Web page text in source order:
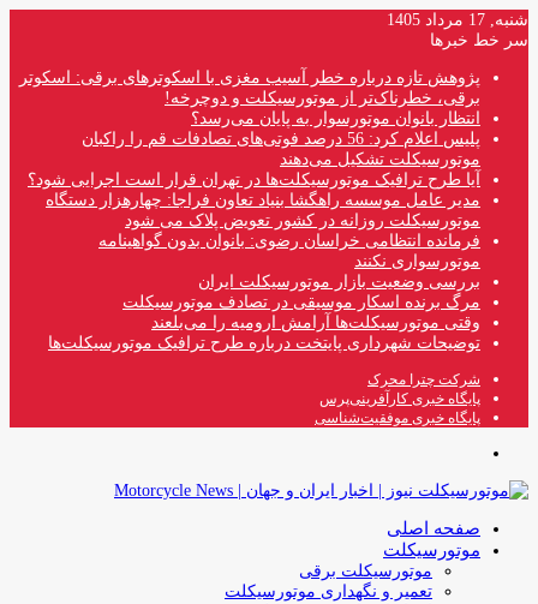
شنبه, 17 مرداد 1405
سر خط خبرها
پژوهش تازه درباره خطر آسیب مغزی با اسکوترهای برقی: اسکوتر
برقی، خطرناک‌تر از موتورسیکلت و دوچرخه!
انتظار بانوان موتورسوار به پایان می‌رسد؟
پلیس اعلام کرد: 56 درصد فوتی‌های تصادفات قم را راکبان
موتورسیکلت تشکیل می‌دهند
آیا طرح ترافیک موتورسیکلت‌ها در تهران قرار است اجرایی شود؟
مدیر عامل موسسه راهگشا بنیاد تعاون فراجا: چهارهزار دستگاه
موتورسیکلت روزانه در کشور تعویض پلاک می شود
فرمانده انتظامی خراسان رضوی: بانوان بدون گواهینامه
موتورسواری نکنند
بررسی وضعیت بازار موتورسیکلت ایران
مرگ برنده اسکار موسیقی در تصادف موتورسیکلت
وقتی موتورسیکلت‌ها آرامش ارومیه را می‌بلعند
توضیحات شهرداری پایتخت درباره طرح ترافیک موتورسیکلت‌ها
شرکت چترا محرک
پایگاه خبری کارآفرینی‌پرس
پایگاه خبری موفقیت‌شناسی
صفحه اصلی
موتورسیکلت
موتورسیکلت برقی
تعمیر و نگهداری موتورسیکلت